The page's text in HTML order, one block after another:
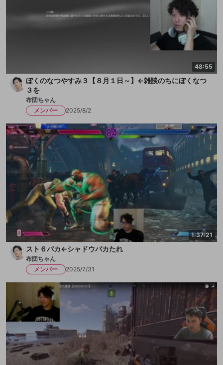
48:55
ぼくのなつやすみ３【８月１日～】←雑談のちにぼくなつ
３を
布団ちゃん
メンバー
2025/8/2
1:37:21
スト６バカ←シャドウバカたれ
布団ちゃん
メンバー
2025/7/31